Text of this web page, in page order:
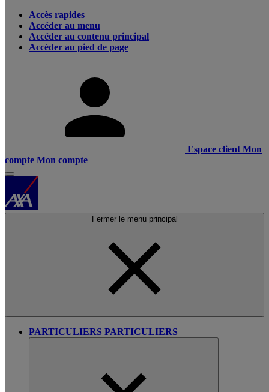
Accès rapides
Accéder au menu
Accéder au contenu principal
Accéder au pied de page
Espace client Mon
compte Mon compte
Fermer le menu principal
PARTICULIERS PARTICULIERS